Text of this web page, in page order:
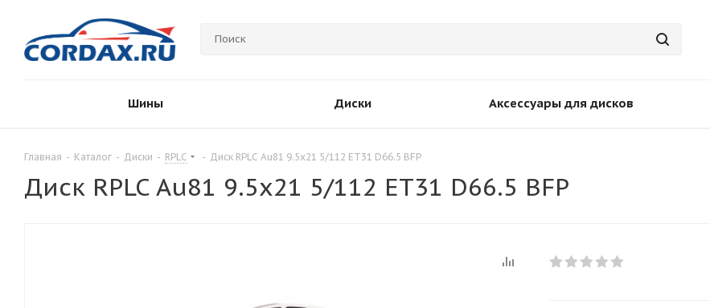
Шины Диски Аксессуары для дисков
Главная - Каталог - Диски - RPLC - Диск RPLC Au81 9.5x21 5/112 ET31 D66.5 BFP
Диск RPLC Au81 9.5x21 5/112 ET31 D66.5 BFP